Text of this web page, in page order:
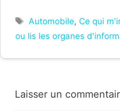
Étiquettes
Automobile, Ce qui
ou lis les organes
Laisser un